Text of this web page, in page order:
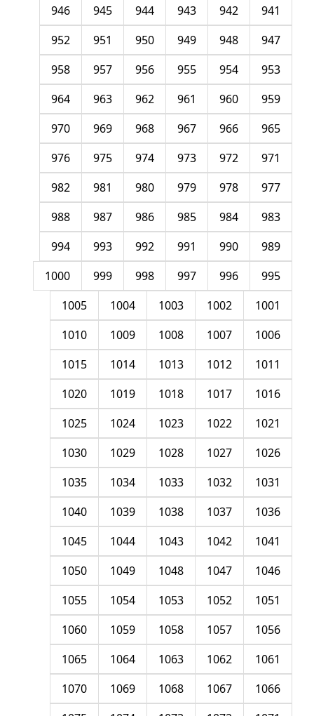
941
942
943
944
945
946
947
948
949
950
951
952
953
954
955
956
957
958
959
960
961
962
963
964
965
966
967
968
969
970
971
972
973
974
975
976
977
978
979
980
981
982
983
984
985
986
987
988
989
990
991
992
993
994
995
996
997
998
999
1000
1001
1002
1003
1004
1005
1006
1007
1008
1009
1010
1011
1012
1013
1014
1015
1016
1017
1018
1019
1020
1021
1022
1023
1024
1025
1026
1027
1028
1029
1030
1031
1032
1033
1034
1035
1036
1037
1038
1039
1040
1041
1042
1043
1044
1045
1046
1047
1048
1049
1050
1051
1052
1053
1054
1055
1056
1057
1058
1059
1060
1061
1062
1063
1064
1065
1066
1067
1068
1069
1070